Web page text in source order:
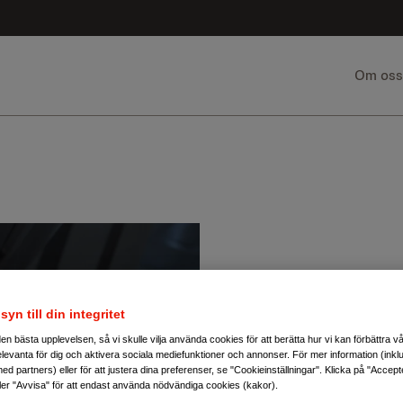
Om oss
till din integritet
bästa upplevelsen, så vi skulle vilja använda cookies för att berätta hur vi kan förbättra
för dig och aktivera sociala mediefunktioner och annonser. För mer information
partners) eller för att justera dina preferenser, se "Cookieinställningar". Klicka på
"Avvisa" för att endast använda nödvändiga cookies (kakor).